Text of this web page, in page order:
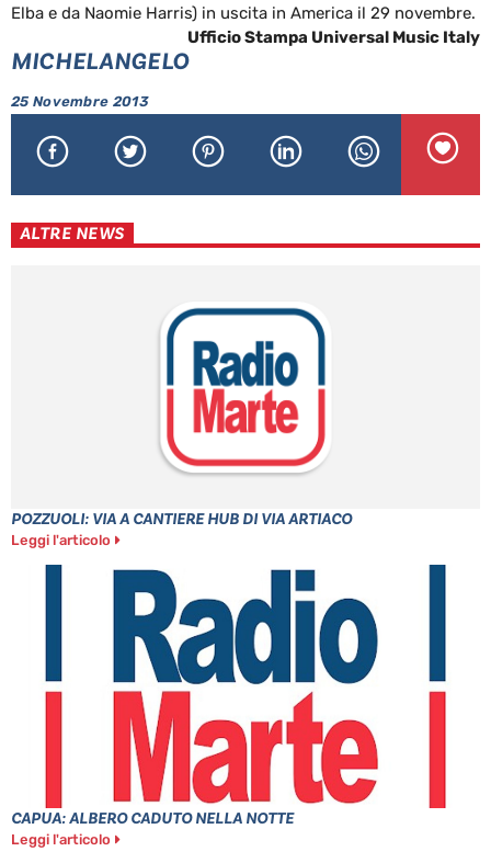
Elba e da Naomie Harris) in uscita in America il 29 novembre.
Ufficio Stampa Universal Music Italy
MICHELANGELO
25 Novembre 2013
ALTRE NEWS
POZZUOLI: VIA A CANTIERE HUB DI VIA ARTIACO
Leggi l'articolo
CAPUA: ALBERO CADUTO NELLA NOTTE
Leggi l'articolo